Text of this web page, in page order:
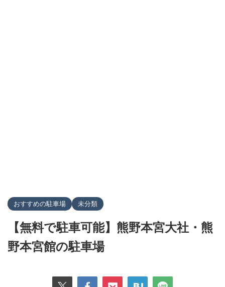
おすすめの駐車場 未分類
【無料で駐車可能】熊野本宮大社・熊
野本宮館の駐車場